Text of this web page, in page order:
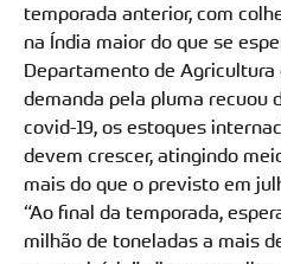
temporada anterior, com
na Índia maior do que se
Departamento de Agricultura
demanda pela pluma recuou
covid-19, os estoques
devem crescer, atingindo
mais do que o previsto em
“Ao final da temporada,
milhão de toneladas a mais